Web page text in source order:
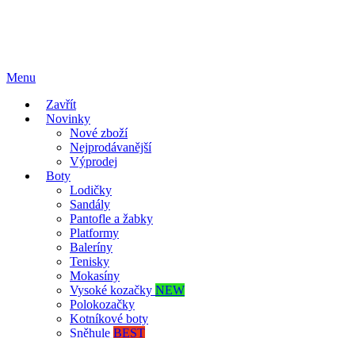
Menu
Zavřít
Novinky
Nové zboží
Nejprodávanější
Výprodej
Boty
Lodičky
Sandály
Pantofle a žabky
Platformy
Baleríny
Tenisky
Mokasíny
Vysoké kozačky NEW
Polokozačky
Kotníkové boty
Sněhule BEST